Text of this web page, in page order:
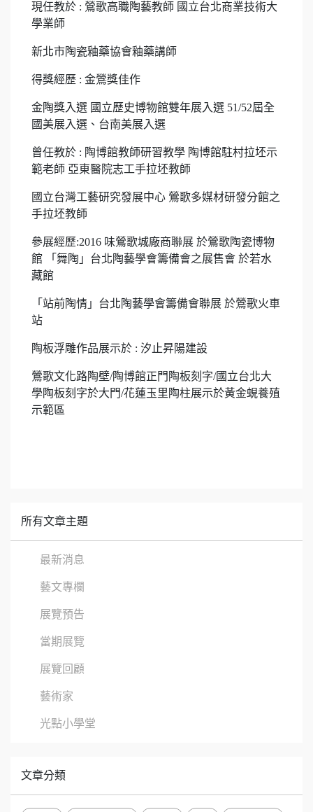
現任教於 : 鶯歌高職陶藝教師 國立台北商業技術大
學業師
新北市陶瓷釉藥協會釉藥講師
得獎經歷 : 金鶯獎佳作
金陶獎入選 國立歷史博物館雙年展入選 51/52屆全
國美展入選、台南美展入選
曾任教於 : 陶博館教師研習教學 陶博館駐村拉坯示
範老師 亞東醫院志工手拉坯教師
國立台灣工藝研究發展中心 鶯歌多媒材研發分館之
手拉坯教師
參展經歷:2016 味鶯歌城廠商聯展 於鶯歌陶瓷博物
館 「舞陶」台北陶藝學會籌備會之展售會 於若水
藏館
「站前陶情」台北陶藝學會籌備會聯展 於鶯歌火車
站
陶板浮雕作品展示於 : 汐止昇陽建設
鶯歌文化路陶壁/陶博館正門陶板刻字/國立台北大
學陶板刻字於大門/花蓮玉里陶柱展示於黃金蜆養殖
示範區
所有文章主題
最新消息
藝文專欄
展覽預告
當期展覽
展覽回顧
藝術家
光點小學堂
文章分類